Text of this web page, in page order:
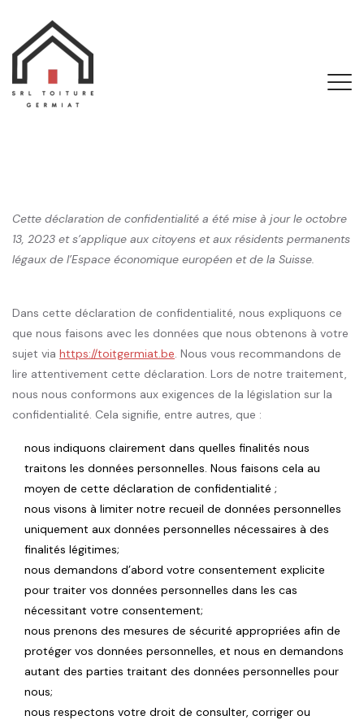
Cette déclaration de confidentialité a été mise à jour le octobre
13, 2023 et s’applique aux citoyens et aux résidents permanents
légaux de l’Espace économique européen et de la Suisse.
Dans cette déclaration de confidentialité, nous expliquons ce
que nous faisons avec les données que nous obtenons à votre
sujet via https://toitgermiat.be. Nous vous recommandons de
lire attentivement cette déclaration. Lors de notre traitement,
nous nous conformons aux exigences de la législation sur la
confidentialité. Cela signifie, entre autres, que :
nous indiquons clairement dans quelles finalités nous
traitons les données personnelles. Nous faisons cela au
moyen de cette déclaration de confidentialité ;
nous visons à limiter notre recueil de données personnelles
uniquement aux données personnelles nécessaires à des
finalités légitimes;
nous demandons d’abord votre consentement explicite
pour traiter vos données personnelles dans les cas
nécessitant votre consentement;
nous prenons des mesures de sécurité appropriées afin de
protéger vos données personnelles, et nous en demandons
autant des parties traitant des données personnelles pour
nous;
nous respectons votre droit de consulter, corriger ou